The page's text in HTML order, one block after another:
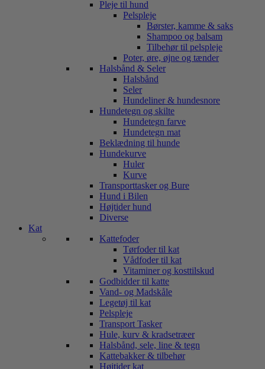
Pleje til hund
Pelspleje
Børster, kamme & saks
Shampoo og balsam
Tilbehør til pelspleje
Poter, øre, øjne og tænder
Halsbånd & Seler
Halsbånd
Seler
Hundeliner & hundesnore
Hundetegn og skilte
Hundetegn farve
Hundetegn mat
Beklædning til hunde
Hundekurve
Huler
Kurve
Transporttasker og Bure
Hund i Bilen
Højtider hund
Diverse
Kat
Kattefoder
Tørfoder til kat
Vådfoder til kat
Vitaminer og kosttilskud
Godbidder til katte
Vand- og Madskåle
Legetøj til kat
Pelspleje
Transport Tasker
Hule, kurv & kradsetræer
Halsbånd, sele, line & tegn
Kattebakker & tilbehør
Højtider kat